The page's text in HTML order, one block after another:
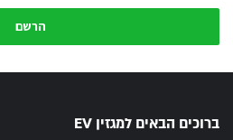
כתובת
שלך
ברוכים הבאים למגזין EV